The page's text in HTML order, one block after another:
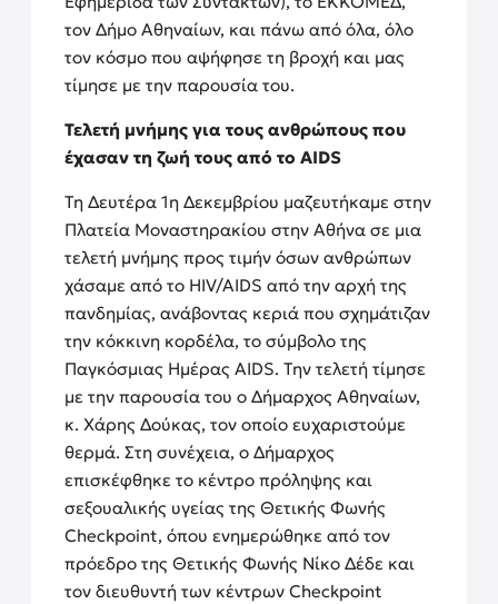
τον Δήμο Αθηναίων, και πάνω από όλα, όλο
τον κόσμο που αψήφησε τη βροχή και μας
τίμησε με την παρουσία του.
Τελετή μνήμης για τους ανθρώπους που
έχασαν τη ζωή τους από το AIDS
Τη Δευτέρα 1η Δεκεμβρίου μαζευτήκαμε στην
Πλατεία Μοναστηρακίου στην Αθήνα σε μια
τελετή μνήμης προς τιμήν όσων ανθρώπων
χάσαμε από το HIV/AIDS από την αρχή της
πανδημίας, ανάβοντας κεριά που σχημάτιζαν
την κόκκινη κορδέλα, το σύμβολο της
Παγκόσμιας Ημέρας AIDS. Την τελετή τίμησε
με την παρουσία του ο Δήμαρχος Αθηναίων,
κ. Χάρης Δούκας, τον οποίο ευχαριστούμε
θερμά. Στη συνέχεια, ο Δήμαρχος
επισκέφθηκε το κέντρο πρόληψης και
σεξουαλικής υγείας της Θετικής Φωνής
Checkpoint, όπου ενημερώθηκε από τον
πρόεδρο της Θετικής Φωνής Νίκο Δέδε και
τον διευθυντή των κέντρων Checkpoint